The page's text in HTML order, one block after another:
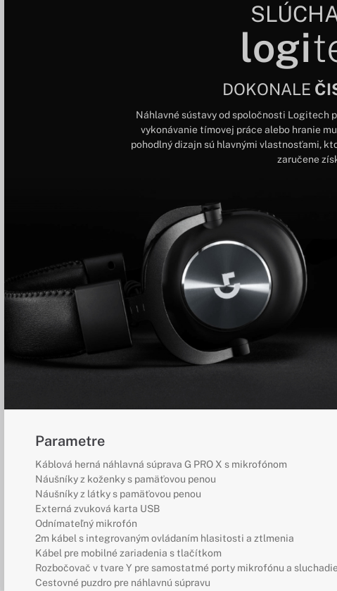
logi
DOKONALE
Náhlavné sústavy od spoločnosti Logitech
vykonávanie tímovej práce alebo hranie
pohodlný dizajn sú hlavnými vlastnosťami,
zaručene
Parametre
Káblová herná náhlavná súprava G PRO X s mikrofónom
Náušníky z koženky s pamäťovou penou
Náušníky z látky s pamäťovou penou
Externá zvuková karta USB
Odnímateľný mikrofón
2m kábel s integrovaným ovládaním hlasitosti a ztlmenia
Kábel pre mobilné zariadenia s tlačítkom
Rozbočovač v tvare Y pre samostatmé porty mikrofónu a
Cestovné puzdro pre náhlavnú súpravu